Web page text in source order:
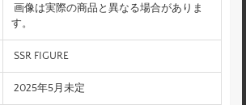
画像は実際の商品と異なる場合がありま
す。
SSR FIGURE
2025年5月未定